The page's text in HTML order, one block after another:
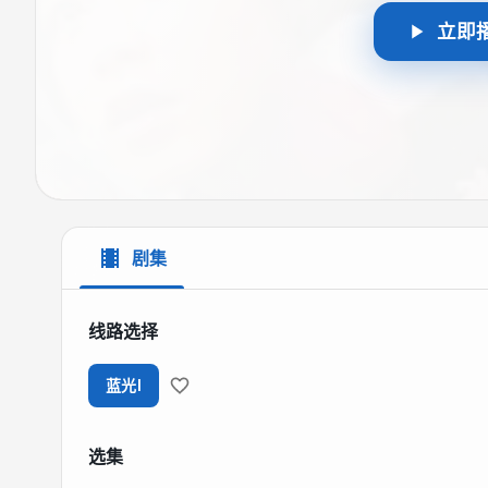
立即
剧集
线路选择
蓝光I
选集